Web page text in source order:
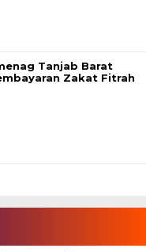
Tanjab Barat
Zakat Fitrah